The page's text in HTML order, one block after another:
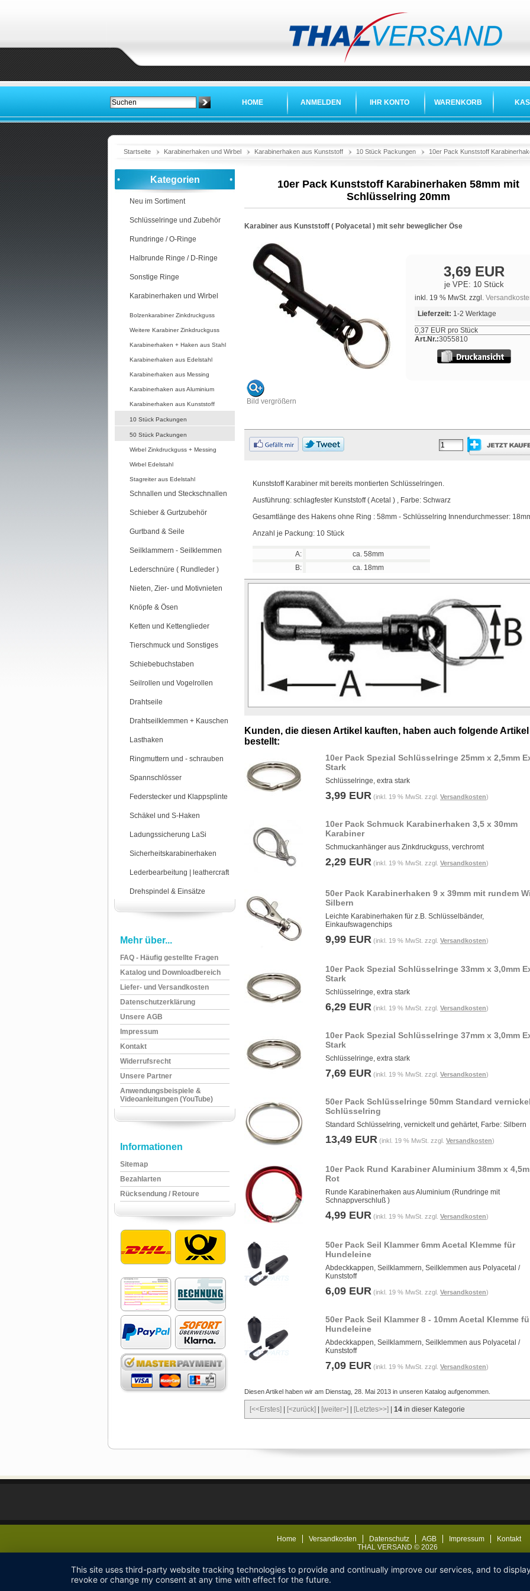
HOME ANMELDEN IHR KONTO WARENKORB
Startseite Karabinerhaken und Wirbel Karabinerhaken aus Kunststoff 10 Stück Packungen 10er Pack Kunststoff
Kategorien
Neu im Sortiment
Schlüsselringe und Zubehör
Rundringe / O-Ringe
Halbrunde Ringe / D-Ringe
Sonstige Ringe
Karabinerhaken und Wirbel
Bolzenkarabiner Zinkdruckguss
Weitere Karabiner Zinkdruckguss
Karabinerhaken + Haken aus Stahl
Karabinerhaken aus Edelstahl
Karabinerhaken aus Messing
Karabinerhaken aus Aluminium
Karabinerhaken aus Kunststoff
10 Stück Packungen
50 Stück Packungen
Wirbel Zinkdruckguss + Messing
Wirbel Edelstahl
Stagreiter aus Edelstahl
Schnallen und Steckschnallen
Schieber & Gurtzubehör
Gurtband & Seile
Seilklammern - Seilklemmen
Lederschnüre ( Rundleder )
Nieten, Zier- und Motivnieten
Knöpfe & Ösen
Ketten und Kettenglieder
Tierschmuck und Sonstiges
Schiebebuchstaben
Seilrollen und Vogelrollen
Drahtseile
Drahtseilklemmen + Kauschen
Lasthaken
Ringmuttern und - schrauben
Spannschlösser
Federstecker und Klappsplinte
Schäkel und S-Haken
Ladungssicherung LaSi
Sicherheitskarabinerhaken
Lederbearbeitung | leathercraft
Drehspindel & Einsätze
Mehr über...
FAQ - Häufig gestellte Fragen
Katalog und Downloadbereich
Liefer- und Versandkosten
Datenschutzerklärung
Unsere AGB
Impressum
Kontakt
Widerrufsrecht
Unsere Partner
Anwendungsbeispiele &
Videoanleitungen (YouTube)
Informationen
Sitemap
Bezahlarten
Rücksendung / Retoure
10er Pack Kunststoff Karabinerhaken 58mm mit
Schlüsselring 20mm
Karabiner aus Kunststoff ( Polyacetal ) mit sehr beweglicher Öse
Bild vergrößern
3,69 EUR
je VPE: 10 Stück
inkl. 19 % MwSt. zzgl.
Lieferzeit: 1-2 Werktage
0,37 EUR pro Stück
Art.Nr.:3055810
Kunststoff Karabiner mit bereits montierten Schlüsselringen.
Ausführung: schlagfester Kunststoff ( Acetal ) , Farbe: Schwarz
Gesamtlänge des Hakens ohne Ring : 58mm - Schlüsselring Innendurchmesser:
Anzahl je Packung: 10 Stück
A:
ca. 58mm
B:
ca. 18mm
Kunden, die diesen Artikel kauften, haben auch folgende Artikel
bestellt:
10er Pack Spezial Schlüsselringe 25mm x 2,5mm
Stark
Schlüsselringe, extra stark
3,99 EUR (inkl. 19 % MwSt. zzgl. Versandkosten)
10er Pack Schmuck Karabinerhaken 3,5 x 30mm
Karabiner
Schmuckanhänger aus Zinkdruckguss, verchromt
2,29 EUR (inkl. 19 % MwSt. zzgl. Versandkosten)
50er Pack Karabinerhaken 9 x 39mm mit rundem
Silbern
Leichte Karabinerhaken für z.B. Schlüsselbänder,
Einkaufswagenchips
9,99 EUR (inkl. 19 % MwSt. zzgl. Versandkosten)
10er Pack Spezial Schlüsselringe 33mm x 3,0mm
Stark
Schlüsselringe, extra stark
6,29 EUR (inkl. 19 % MwSt. zzgl. Versandkosten)
10er Pack Spezial Schlüsselringe 37mm x 3,0mm
Stark
Schlüsselringe, extra stark
7,69 EUR (inkl. 19 % MwSt. zzgl. Versandkosten)
50er Pack Schlüsselringe 50mm Standard
Schlüsselring
Standard Schlüsselring, vernickelt und gehärtet, Farbe: Silbern
13,49 EUR (inkl. 19 % MwSt. zzgl. Versandkosten)
10er Pack Rund Karabiner Aluminium 38mm x
Rot
Runde Karabinerhaken aus Aluminium (Rundringe mit
Schnappverschluß )
4,99 EUR (inkl. 19 % MwSt. zzgl. Versandkosten)
50er Pack Seil Klammer 6mm Acetal Klemme für
Hundeleine
Abdeckkappen, Seilklammern, Seilklemmen aus Polyacetal /
Kunststoff
6,09 EUR (inkl. 19 % MwSt. zzgl. Versandkosten)
50er Pack Seil Klammer 8 - 10mm Acetal Klemme
Hundeleine
Abdeckkappen, Seilklammern, Seilklemmen aus Polyacetal /
Kunststoff
7,09 EUR (inkl. 19 % MwSt. zzgl. Versandkosten)
Diesen Artikel haben wir am Dienstag, 28. Mai 2013 in unseren Katalog aufgenommen.
[<<Erstes] [<zurück] [weiter>] [Letztes>>] 14 in dieser Kategorie
Home Versandkosten Datenschutz AGB Impressum
Kontakt
THAL VERSAND © 2026
This site uses third-party website tracking technologies to provide and continually improve our services, and to
revoke or change my consent at any time with effect for the future.